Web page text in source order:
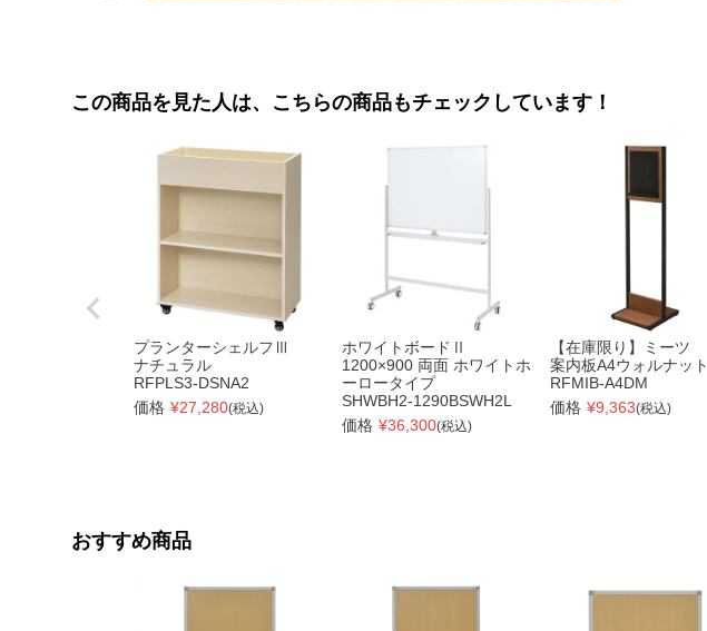
この商品を見た人は、こちらの商品もチェックしています！
プランターシェルフⅢ
ナチュラル
RFPLS3-DSNA2
価格 ¥27,280(税込)
ホワイトボードⅡ
1200×900 両面 ホワイトホ
ーロータイプ
SHWBH2-1290BSWH2L
価格 ¥36,300(税込)
【在庫限り】ミーツ
案内板A4ウォルナット
RFMIB-A4DM
価格 ¥9,363(税込)
おすすめ商品